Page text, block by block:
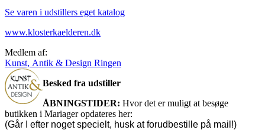
Se varen i udstillers eget katalog
www.klosterkaelderen.dk
Medlem af:
Kunst, Antik & Design Ringen
Besked fra udstiller
ÅBNINGSTIDER: Hvor det er muligt at besøge
butikken i Mariager opdateres her:
(Går I efter noget specielt, husk at forudbestille på mail!)